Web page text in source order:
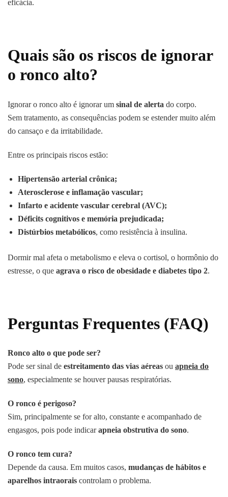
eficácia.
Quais são os riscos de ignorar
o ronco alto?
Ignorar o ronco alto é ignorar um sinal de alerta do corpo.
Sem tratamento, as consequências podem se estender muito além
do cansaço e da irritabilidade.
Entre os principais riscos estão:
Hipertensão arterial crônica;
Aterosclerose e inflamação vascular;
Infarto e acidente vascular cerebral (AVC);
Déficits cognitivos e memória prejudicada;
Distúrbios metabólicos, como resistência à insulina.
Dormir mal afeta o metabolismo e eleva o cortisol, o hormônio do
estresse, o que agrava o risco de obesidade e diabetes tipo 2.
Perguntas Frequentes (FAQ)
Ronco alto o que pode ser?
Pode ser sinal de estreitamento das vias aéreas ou apneia do
sono, especialmente se houver pausas respiratórias.
O ronco é perigoso?
Sim, principalmente se for alto, constante e acompanhado de
engasgos, pois pode indicarapneia obstrutiva do sono.
O ronco tem cura?
Depende da causa. Em muitos casos, mudanças de hábitos e
aparelhos intraorais controlam o problema.